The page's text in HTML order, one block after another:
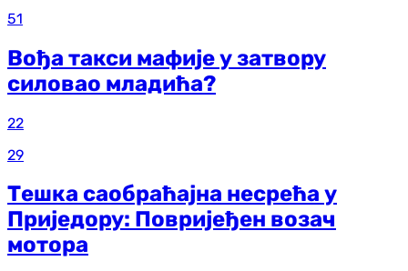
51
Вођа такси мафије у затвору
силовао младића?
22
29
Тешка саобраћајна несрећа у
Приједору: Повријеђен возач
мотора